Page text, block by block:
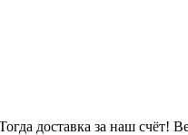
доставка за наш счёт!